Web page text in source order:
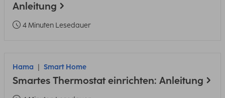
Anleitung
4 Minuten Lesedauer
Hama Smart Home
Smartes Thermostat einrichten: Anleitung